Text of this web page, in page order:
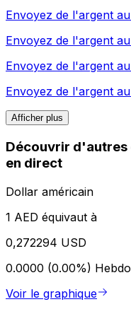
Envoyez de l'argent au
Envoyez de l'argent au
Envoyez de l'argent au
Envoyez de l'argent au
Afficher plus
Découvrir d'autres
en direct
Dollar américain
1 AED équivaut à
0,272294 USD
0.0000 (0.00%)
Voir le graphique